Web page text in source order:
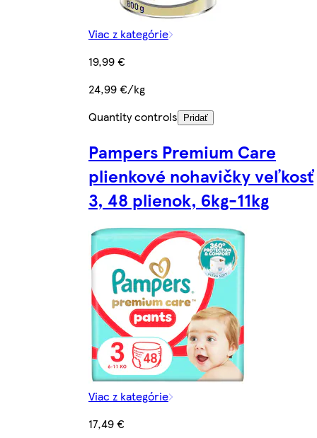
Viac z kategórie
19,99 €
24,99 €/kg
Quantity controls
Pridať
Pampers Premium Care
plienkové nohavičky veľkosť
3, 48 plienok, 6kg-11kg
Viac z kategórie
17,49 €